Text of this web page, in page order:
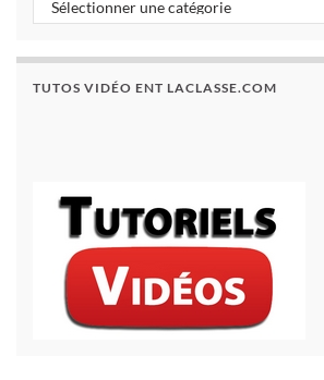
TUTOS VIDÉO ENT LACLASSE.COM